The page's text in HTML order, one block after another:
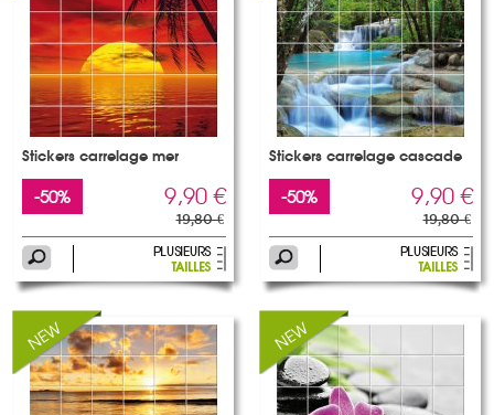
Stickers carrelage mer
-50% 9,90 €
19,80 €
Stickers carrelage cascade
-50% 9,90 €
19,80 €